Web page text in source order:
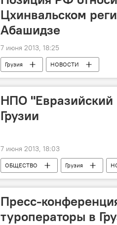
Цхинвальском
Абашидзе
7 июня 2013, 18:25
Грузия НОВОСТИ
НПО "Евразийский
Грузии
7 июня 2013, 18:03
ОБЩЕСТВО Грузия
Пресс-
туроператоры в